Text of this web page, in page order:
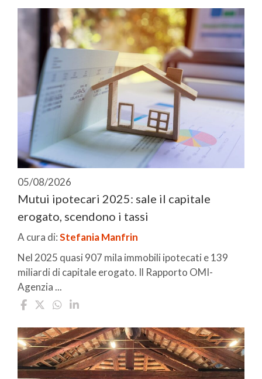
05/08/2026
Mutui ipotecari 2025: sale il capitale
erogato, scendono i tassi
A cura di:Stefania Manfrin
Nel 2025 quasi 907 mila immobili ipotecati e 139
miliardi di capitale erogato. Il Rapporto OMI-
Agenzia ...